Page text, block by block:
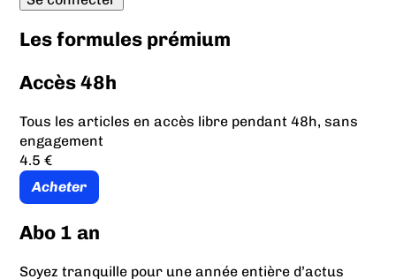
Les formules prémium
Accès 48h
Tous les articles en accès libre pendant 48h, sans
engagement
4.5 €
Acheter
Abo 1 an
Soyez tranquille pour une année entière d’actus